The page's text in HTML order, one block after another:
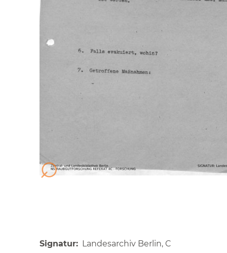
Signatur
Landesarchiv Berlin, C